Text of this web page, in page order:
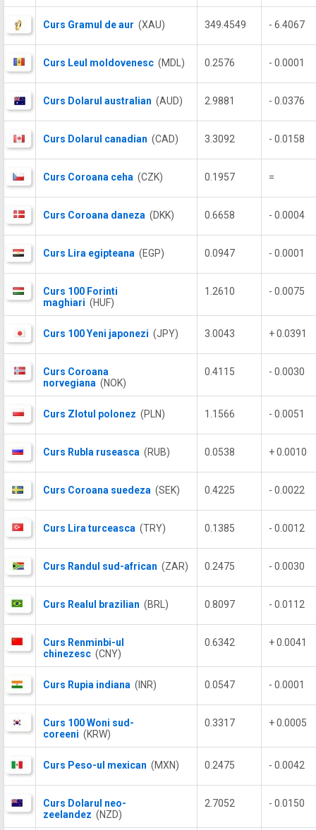
Curs Gramul de aur (XAU) 349.4549 - 6.4067
Curs Leul moldovenesc (MDL) 0.2576 - 0.0001
Curs Dolarul australian (AUD) 2.9881 - 0.0376
Curs Dolarul canadian (CAD) 3.3092 - 0.0158
Curs Coroana ceha (CZK) 0.1957 =
Curs Coroana daneza (DKK) 0.6658 - 0.0004
Curs Lira egipteana (EGP) 0.0947 - 0.0001
Curs 100 Forinti
maghiari (HUF)
1.2610 - 0.0075
Curs 100 Yeni japonezi (JPY) 3.0043 + 0.0391
Curs Coroana
norvegiana (NOK)
0.4115 - 0.0030
Curs Zlotul polonez (PLN) 1.1566 - 0.0051
Curs Rubla ruseasca (RUB) 0.0538 + 0.0010
Curs Coroana suedeza (SEK) 0.4225 - 0.0022
Curs Lira turceasca (TRY) 0.1385 - 0.0012
Curs Randul sud-african (ZAR) 0.2475 - 0.0030
Curs Realul brazilian (BRL) 0.8097 - 0.0112
Curs Renminbi-ul
chinezesc (CNY)
0.6342 + 0.0041
Curs Rupia indiana (INR) 0.0547 - 0.0001
Curs 100 Woni sud-
coreeni (KRW)
0.3317 + 0.0005
Curs Peso-ul mexican (MXN) 0.2475 - 0.0042
Curs Dolarul neo-
zeelandez (NZD)
2.7052 - 0.0150